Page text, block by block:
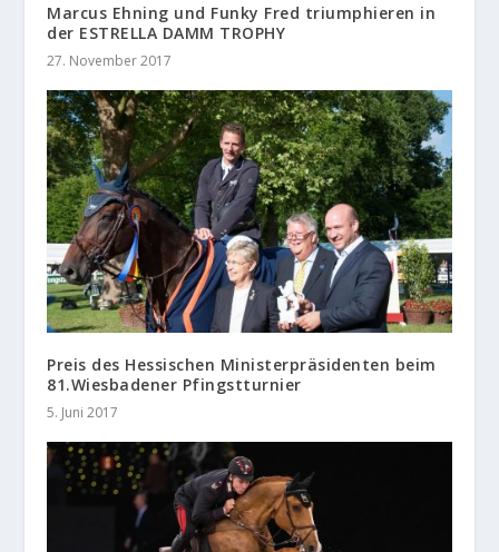
Marcus Ehning und Funky Fred triumphieren in
der ESTRELLA DAMM TROPHY
27. November 2017
Preis des Hessischen Ministerpräsidenten beim
81.Wiesbadener Pfingstturnier
5. Juni 2017